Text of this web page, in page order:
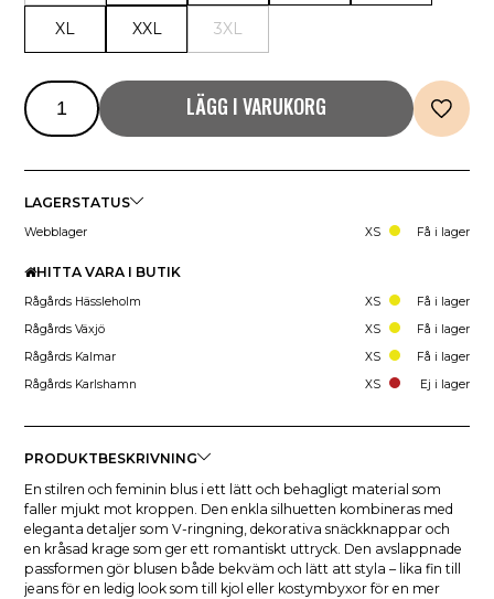
XL XXL 3XL
LÄGG I VARUKORG
LAGERSTATUS
Webblager XS Få i lager
HITTA VARA I BUTIK
Rågårds Hässleholm XS
Få i lager
Rågårds Växjö
XS
Få i lager
Rågårds Kalmar
XS
Få i lager
Rågårds Karlshamn
XS Ej i lager
PRODUKTBESKRIVNING
En stilren och feminin blus i ett lätt och behagligt material som
faller mjukt mot kroppen. Den enkla silhuetten kombineras med
eleganta detaljer som V-ringning, dekorativa snäckknappar och
en kråsad krage som ger ett romantiskt uttryck. Den avslappnade
passformen gör blusen både bekväm och lätt att styla – lika fin till
jeans för en ledig look som till kjol eller kostymbyxor för en mer